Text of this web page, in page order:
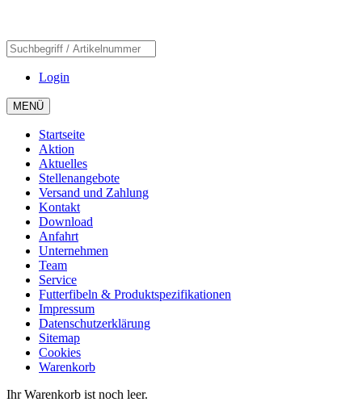
Login
MENÜ
Startseite
Aktion
Aktuelles
Stellenangebote
Versand und Zahlung
Kontakt
Download
Anfahrt
Unternehmen
Team
Service
Futterfibeln & Produktspezifikationen
Impressum
Datenschutzerklärung
Sitemap
Cookies
Warenkorb
Ihr Warenkorb ist noch leer.